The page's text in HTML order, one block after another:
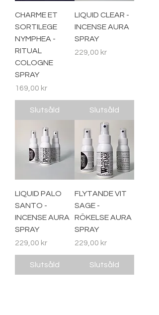
CHARME ET
SORTILEGE
NYMPHEA -
RITUAL
COLOGNE
SPRAY
Pris
169,00 kr
Slutsåld
LIQUID CLEAR -
INCENSE AURA
SPRAY
Pris
229,00 kr
Slutsåld
LIQUID PALO
SANTO -
INCENSE AURA
SPRAY
Pris
229,00 kr
Slutsåld
FLYTANDE VIT
SAGE -
RÖKELSE AURA
SPRAY
Pris
229,00 kr
Slutsåld